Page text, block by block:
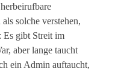
solche verstehen,
Es gibt Streit im
aber lange taucht
ein Admin auftaucht,